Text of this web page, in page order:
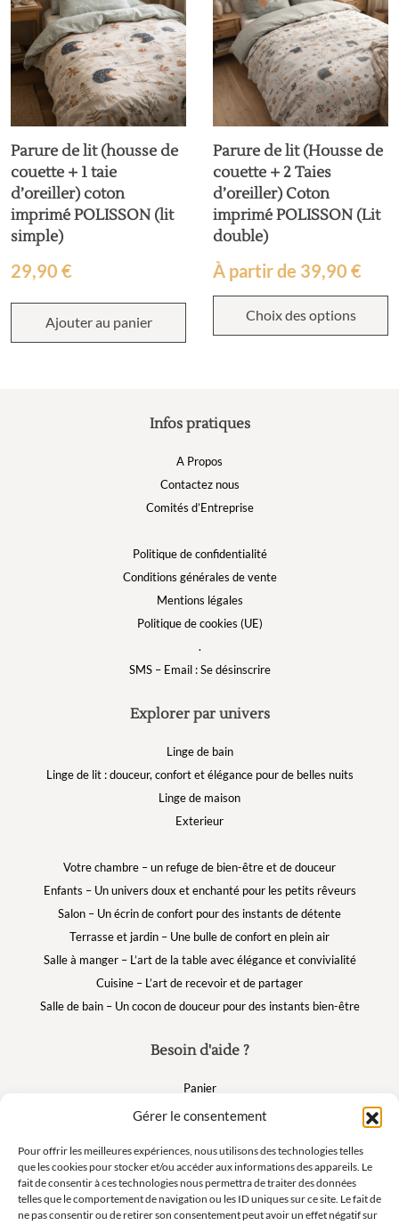
Gérer le consentement
Pour offrir les meilleures expériences, nous utilisons des technologies telles
que les cookies pour stocker et/ou accéder aux informations des appareils. Le
fait de consentir à ces technologies nous permettra de traiter des données
telles que le comportement de navigation ou les ID uniques sur ce site. Le fait de
ne pas consentir ou de retirer son consentement peut avoir un effet négatif sur
Parure de lit (housse de
couette + 1 taie
d’oreiller) coton
imprimé POLISSON (lit
simple)
29,90 €
Ajouter au panier
Parure de lit (Housse de
couette + 2 Taies
d’oreiller) Coton
imprimé POLISSON (Lit
double)
À partir de 39,90 €
Choix des options
Besoin d'aide ?
Panier
FAQ
Suivez nous
Infos pratiques
A Propos
Contactez nous
Comités d’Entreprise
Politique de confidentialité
Conditions générales de vente
Mentions légales
Politique de cookies (UE)
.
SMS – Email : Se désinscrire
Explorer par univers
Linge de bain
Linge de lit : douceur, confort et élégance pour de belles nuits
Linge de maison
Exterieur
Votre chambre – un refuge de bien-être et de douceur
Enfants – Un univers doux et enchanté pour les petits rêveurs
Salon – Un écrin de confort pour des instants de détente
Terrasse et jardin – Une bulle de confort en plein air
Salle à manger – L’art de la table avec élégance et convivialité
Cuisine – L’art de recevoir et de partager
Salle de bain – Un cocon de douceur pour des instants bien-être